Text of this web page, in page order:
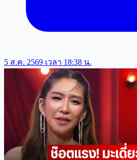
5 ส.ค. 2569 เวลา 18:38 น.